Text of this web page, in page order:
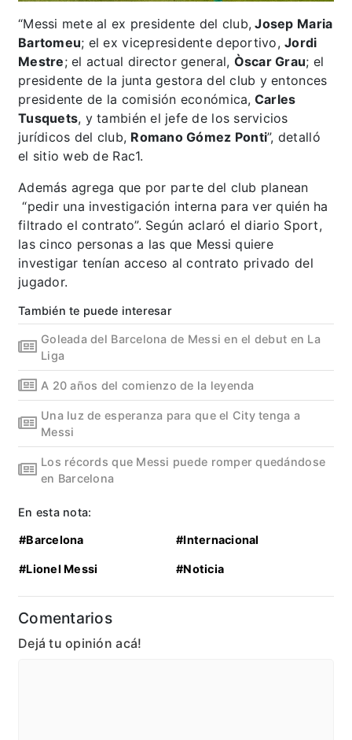
“Messi mete al ex presidente del club, Josep Maria
Bartomeu; el ex vicepresidente deportivo,Jordi
Mestre; el actual director general, Òscar Grau; el
presidente de la junta gestora del club y entonces
presidente de la comisión económica, Carles
Tusquets, y también el jefe de los servicios
jurídicos del club, Romano Gómez Ponti”, detalló
el sitio web de Rac1.
Además agrega que por parte del club planean
“pedir una investigación interna para ver quién ha
filtrado el contrato”. Según aclaró el diario Sport,
las cinco personas a las que Messi quiere
investigar tenían acceso al contrato privado del
jugador.
También te puede interesar
Goleada del Barcelona de Messi en el debut en La
Liga
A 20 años del comienzo de la leyenda
Una luz de esperanza para que el City tenga a
Messi
Los récords que Messi puede romper quedándose
en Barcelona
En esta nota:
#Barcelona #Internacional
#Lionel Messi #Noticia
Comentarios
Dejá tu opinión acá!